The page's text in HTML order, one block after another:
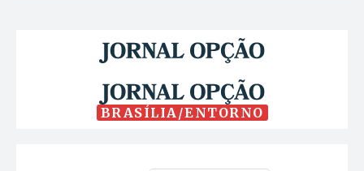
BRASÍLIA/ENTORNO